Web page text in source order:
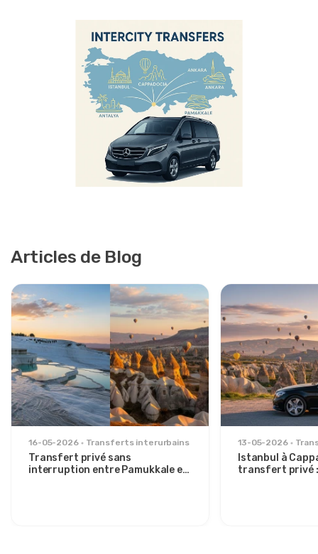
Articles de Blog
16-05-2026 Transferts interurbains
Transfert privé sans
interruption entre Pamukkale et
13-05-2026
Istanbul à
transfert privé